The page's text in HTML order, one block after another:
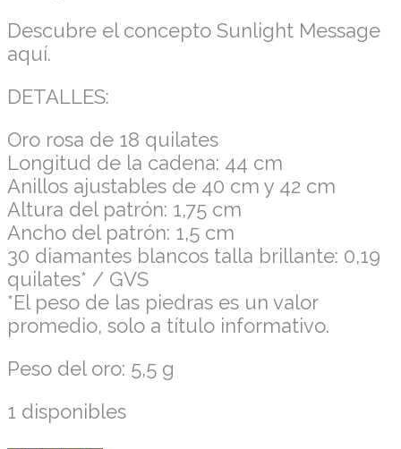
Descubre el concepto Sunlight Message
aquí.
DETALLES:
Oro rosa de 18 quilates
Longitud de la cadena: 44 cm
Anillos ajustables de 40 cm y 42 cm
Altura del patrón: 1,75 cm
Ancho del patrón: 1,5 cm
30 diamantes blancos talla brillante: 0,19
quilates* / GVS
*El peso de las piedras es un valor
promedio, solo a título informativo.
Peso del oro: 5,5 g
1 disponibles